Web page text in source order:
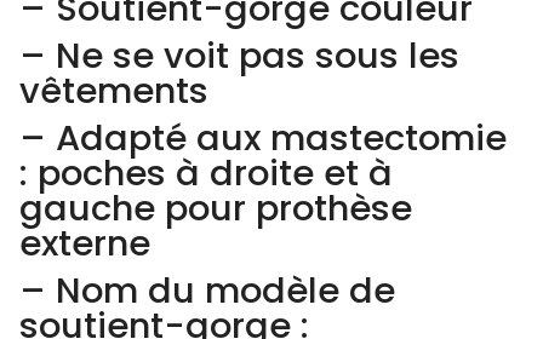
– Ne se voit pas sous les
vêtements
– Adapté aux mastectomie
: poches à droite et à
gauche pour prothèse
externe
– Nom du modèle de
soutient-gorge :